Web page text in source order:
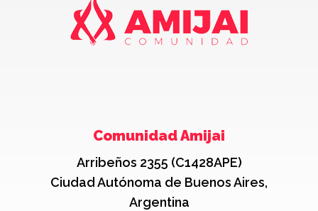
Comunidad Amijai
Arribeños 2355 (C1428APE)
Ciudad Autónoma de Buenos Aires,
Argentina